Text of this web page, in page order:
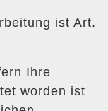
ist Art.
Ihre
worden ist